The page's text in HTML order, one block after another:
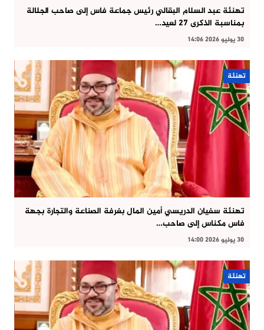
تهنئة عبد السلام البقالي رئيس جماعة فاس إلى صاحب الجلالة
بمناسبة الذكرى 27 لعيد…
30 يوليو 2026 14:06
تهنئة
تهنئة سفيان الدريسي أمين المال بغرفة الصناعة والتجارة بجهة
فاس مكناس إلى صاحب…
30 يوليو 2026 14:00
تهنئة